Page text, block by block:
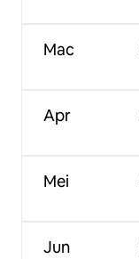
Mac
Apr
Mei
Jun